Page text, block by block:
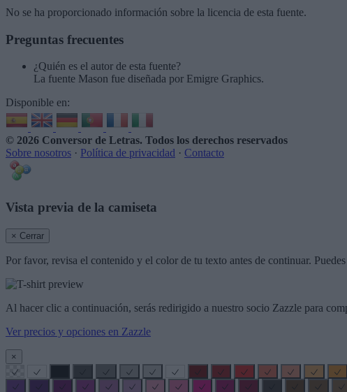
No se ha proporcionado información sobre la licencia de esta fuente.
Preguntas frecuentes
¿Quién es el autor de esta fuente?
La fuente Mason fue diseñada por Emigre Graphics.
Disponible en:
© 2026 Conversor de Letras. Todos los derechos reservados
Sobre nosotros · Política de privacidad · Contacto
Vista previa de la camiseta
× Cerrar
Por favor, revisa el contenido y el color de tu texto antes de continuar.
Al hacer clic a continuación, serás redirigido a nuestro socio Zazzle para
Ver precios y opciones en Zazzle
×